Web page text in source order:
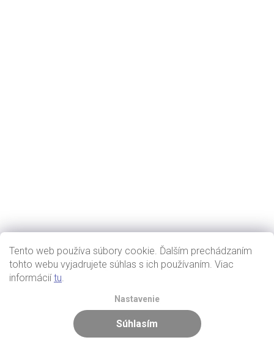
Tento web používa súbory cookie. Ďalším prechádzaním
tohto webu vyjadrujete súhlas s ich používaním. Viac
informáciítu.
Nastavenie
Súhlasím